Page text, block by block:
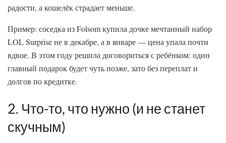
радости, а кошелёк страдает меньше.
Пример: соседка из Folsom купила дочке мечтанный набор
LOL Surprise не в декабре, а в январе — цена упала почти
вдвое. В этом году решила договориться с ребёнком: один
главный подарок будет чуть позже, зато без переплат и
долгов по кредитке.
2. Что-то, что нужно (и не станет
скучным)